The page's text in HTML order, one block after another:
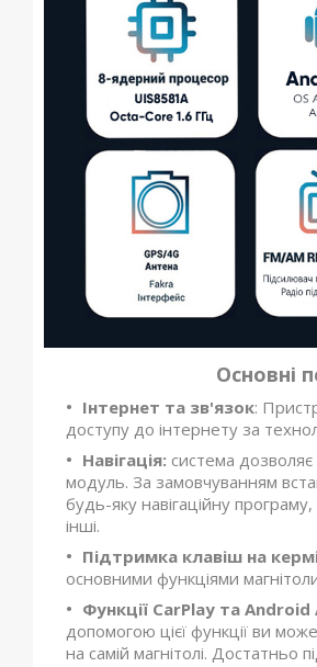
Основні
Інтернет та зв'язок:
доступу до інтернету за
Навігація: система
модуль. За замовчуванням
будь-яку навігаційну
інші.
Підтримка клавіш на
основними функціями
Функції CarPlay та Android
допомогою цієї функції ви
на самій магнітолі.